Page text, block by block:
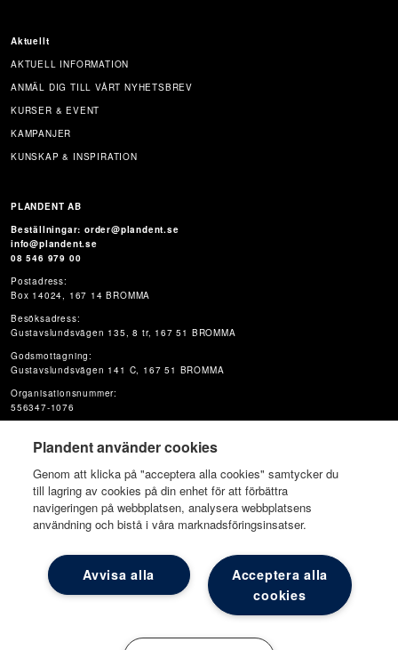
Aktuellt
AKTUELL INFORMATION
ANMÄL DIG TILL VÅRT NYHETSBREV
KURSER & EVENT
KAMPANJER
KUNSKAP & INSPIRATION
PLANDENT AB
Beställningar: order@plandent.se
info@plandent.se
08 546 979 00
Postadress:
Box 14024, 167 14 BROMMA
Besöksadress:
Gustavslundsvägen 135, 8 tr, 167 51 BROMMA
Godsmottagning:
Gustavslundsvägen 141 C, 167 51 BROMMA
Organisationsnummer:
556347-1076
Plandent använder cookies
Genom att klicka på "acceptera alla cookies" samtycker du
till lagring av cookies på din enhet för att förbättra
navigeringen på webbplatsen, analysera webbplatsens
användning och bistå i våra marknadsföringsinsatser.
Acceptera alla
cookies
Avvisa alla